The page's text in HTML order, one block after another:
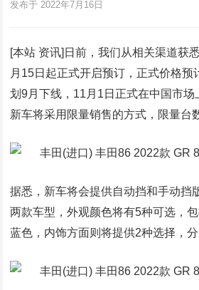
发布于 2022年7月16日
[本站 资讯]日前，我们从相关渠道获
月15日起正式开启预订，正式价格预
划9月下线，11月1日正式在中国市场
新车将采用限量销售的方式，限量台
据悉，新车将会提供自动挡和手动挡
两款车型，外观颜色将有5种可选，
蓝色，内饰方面则将提供2种选择，分